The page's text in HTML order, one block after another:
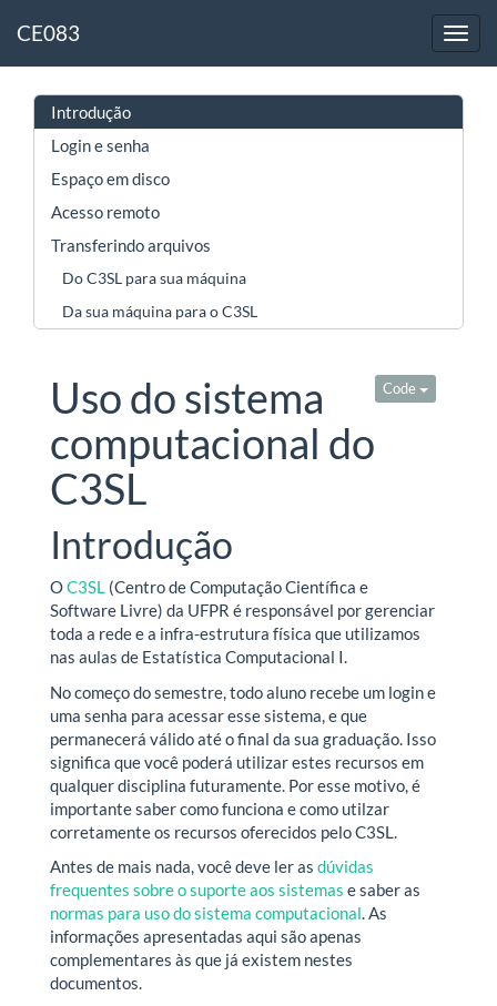
Introdução
Login e senha
Espaço em disco
Acesso remoto
Transferindo arquivos
Do C3SL para sua máquina
Da sua máquina para o C3SL
CE083
Code
Uso do sistema
computacional do
C3SL
Introdução
OC3SL (Centro de Computação Científica e
Software Livre) da UFPR é responsável por gerenciar
toda a rede e a infra-estrutura física que utilizamos
nas aulas de Estatística Computacional I.
No começo do semestre, todo aluno recebe um login e
uma senha para acessar esse sistema, e que
permanecerá válido até o final da sua graduação. Isso
significa que você poderá utilizar estes recursos em
qualquer disciplina futuramente. Por esse motivo, é
importante saber como funciona e como utilzar
corretamente os recursos oferecidos pelo C3SL.
Antes de mais nada, você deve ler as dúvidas
frequentes sobre o suporte aos sistemas e saber as
normas para uso do sistema computacional. As
informações apresentadas aqui são apenas
complementares às que já existem nestes
documentos.